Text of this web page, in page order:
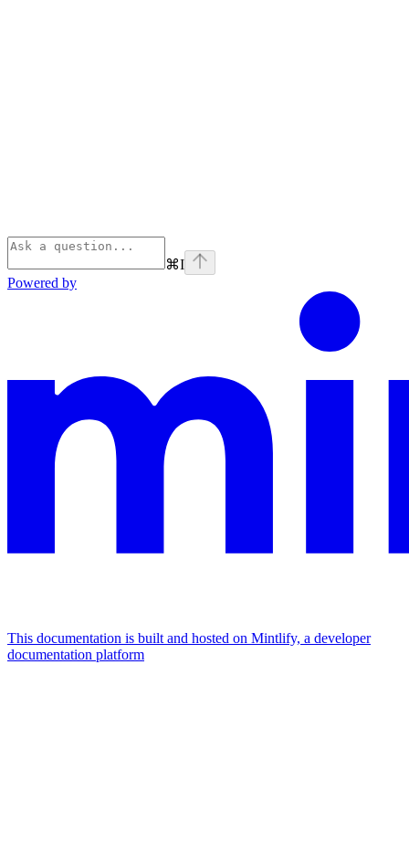
⌘I
Powered by
This documentation is built and hosted on Mintlify, a developer
documentation platform